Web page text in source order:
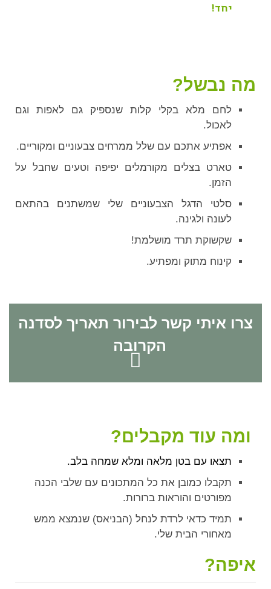
יחד!
מה נבשל?
לחם מלא בקלי קלות שנספיק גם לאפות וגם
לאכול.
אפתיע אתכם עם שלל ממרחים צבעוניים ומקוריים.
טארט בצלים מקורמלים יפיפה וטעים שחבל על
הזמן.
סלטי הדגל הצבעוניים שלי שמשתנים בהתאם
לעונה ולגינה.
שקשוקת תרד מושלמת!
קינוח מתוק ומפתיע.
צרו איתי קשר לבירור תאריך לסדנה
הקרובה
ומה עוד מקבלים?
תצאו עם בטן מלאה ומלא שמחה בלב.
תקבלו כמובן את כל המתכונים עם שלבי הכנה
מפורטים והוראות ברורות.
תמיד כדאי לרדת לנחל (הבניאס) שנמצא ממש
מאחורי הבית שלי.
איפה?